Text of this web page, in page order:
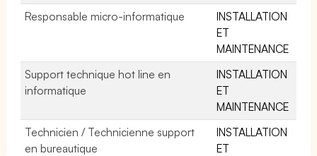
Responsable micro-informatique
INSTALLATION
ET
MAINTENANCE
Support technique hot line en
informatique
INSTALLATION
ET
MAINTENANCE
Technicien / Technicienne support
en bureautique
INSTALLATION
ET